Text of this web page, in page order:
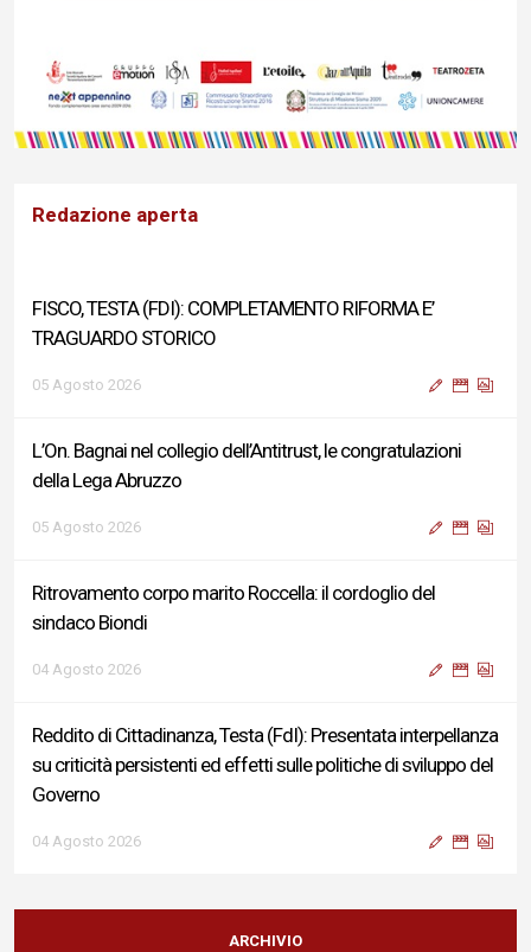
Redazione aperta
FISCO, TESTA (FDI): COMPLETAMENTO RIFORMA E’
TRAGUARDO STORICO
05 Agosto 2026
L’On. Bagnai nel collegio dell’Antitrust, le congratulazioni
della Lega Abruzzo
05 Agosto 2026
Ritrovamento corpo marito Roccella: il cordoglio del
sindaco Biondi
04 Agosto 2026
Reddito di Cittadinanza, Testa (FdI): Presentata interpellanza
su criticità persistenti ed effetti sulle politiche di sviluppo del
Governo
04 Agosto 2026
Sigismondi, Liris e Testa: “Profondo cordoglio e vicinanza al
Ministro Roccella e alla sua famiglia”
ARCHIVIO